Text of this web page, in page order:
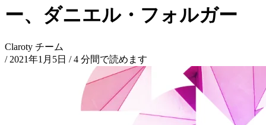
ー、ダニエル・フォルガー
Claroty チーム
/ 2021年1月5日 /4 分間で読めます